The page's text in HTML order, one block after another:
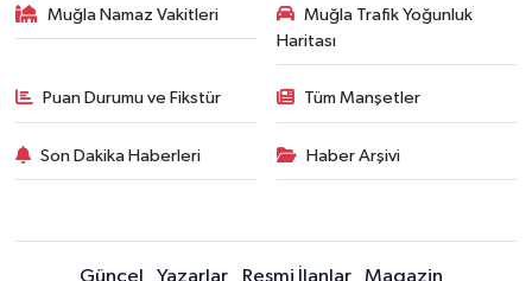
Muğla Namaz Vakitleri
Muğla Trafik Yoğunluk
Haritası
Puan Durumu ve Fikstür Tüm Manşetler
Son Dakika Haberleri Haber Arşivi